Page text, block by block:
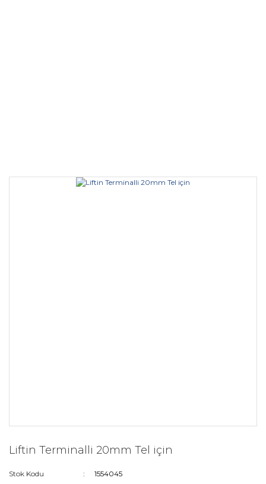
Liftin Terminalli 20mm Tel için
Stok Kodu
1554045